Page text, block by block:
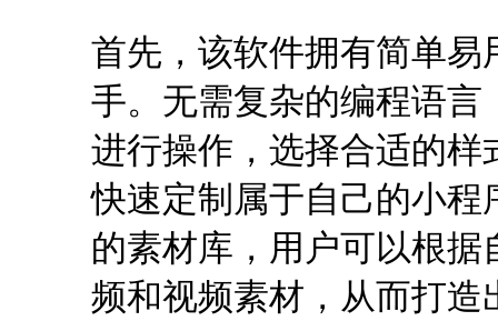
首先，该软件拥有简单
手。无需复杂的编程语
进行操作，选择合适的
快速定制属于自己的小
的素材库，用户可以根
频和视频素材，从而打